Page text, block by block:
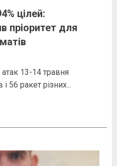
цілей:
пріоритет для
атак 13-14 травня
56 ракет різних...